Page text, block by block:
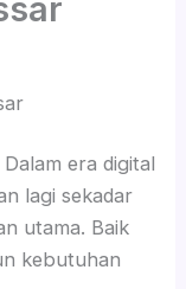
Dalam era digital
lagi sekadar
utama. Baik
kebutuhan